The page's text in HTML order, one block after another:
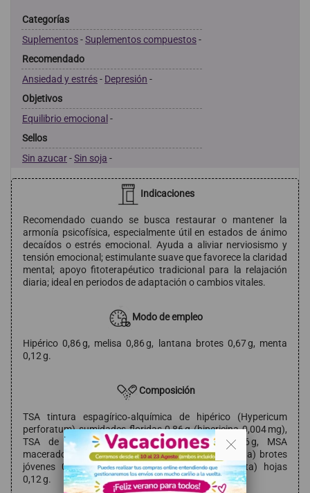
Categorías
Suplementos-Suplementos compuestos-
Recomendado
Ansiedad y estrés- Depresión -
Objetivos
Equilibrio emocional -
Sellos
Sin azucar-Sin soja -
Indicaciones
Recomendado cuando se busca restaurar o mantener la
armonía psicofísica, especialmente útil en estados de ánimo
decaídos o estrés emocional. Ayuda a aliviar nerviosismo y
tensión emocional; estimulante suave que favorece la claridad
mental; apoyo fitoterapéutico tradicional para la relajación
diaria; ideal en periodos de adaptación o cambios vitales.
Modo de empleo
Hipérico 0,86 g, melisa 0,86 g, lantana brotes 0,67 g, menta
0,12 g.
Composición
TSA tintura espagírico‑alquímica de hipérico (Hypericum
perforatum) sumidades floridas 0,86 g (hipericina 0,004 mg),
TSA de melisa (Melissa officinalis) hojas 0,86 g, MSA
macerado espagírico de lantana (Viburnum lantana) brotes
jóvenes 0,67 g, TSA de menta (Mentha × piperita) hojas
0,12 g.
. .